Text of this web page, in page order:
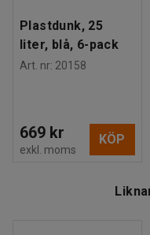
Plastdunk, 25
liter, blå, 6-pack
Art. nr: 20158
669 kr
exkl. moms
KÖP